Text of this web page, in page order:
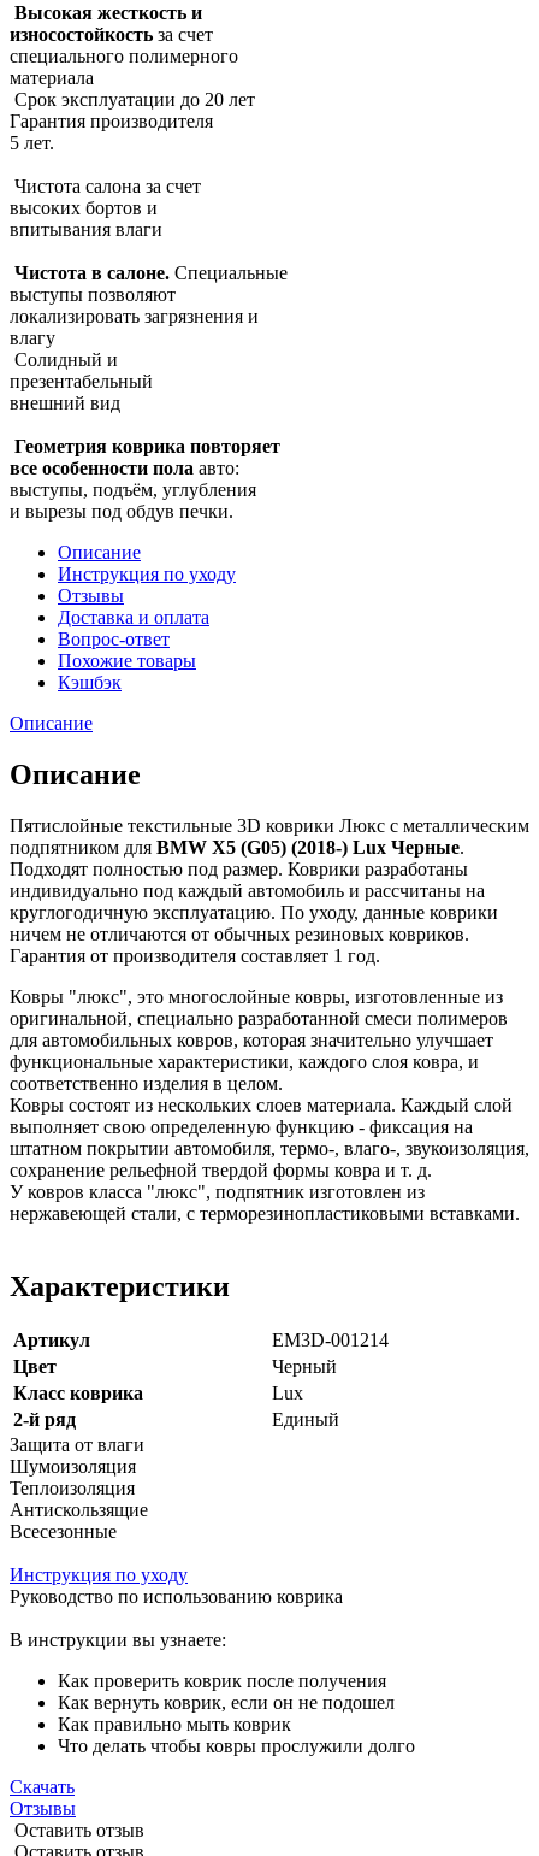
Высокая жесткость и
износостойкость за счет
специального полимерного
материала
Срок эксплуатации до 20 лет
Гарантия производителя
5 лет.
Чистота салона за счет
высоких бортов и
впитывания влаги
Чистота в салоне. Специальные
выступы позволяют
локализировать загрязнения и
влагу
Солидный и
презентабельный
внешний вид
Геометрия коврика повторяет
все особенности пола авто:
выступы, подъём, углубления
и вырезы под обдув печки.
Описание
Инструкция по уходу
Отзывы
Доставка и оплата
Вопрос-ответ
Похожие товары
Кэшбэк
Описание
Описание
Пятислойные текстильные 3D коврики Люкс с металлическим
подпятником для BMW X5 (G05) (2018-) Lux Черные.
Подходят полностью под размер. Коврики разработаны
индивидуально под каждый автомобиль и рассчитаны на
круглогодичную эксплуатацию. По уходу, данные коврики
ничем не отличаются от обычных резиновых ковриков.
Гарантия от производителя составляет 1 год.
Ковры "люкс", это многослойные ковры, изготовленные из
оригинальной, специально разработанной смеси полимеров
для автомобильных ковров, которая значительно улучшает
функциональные характеристики, каждого слоя ковра, и
соответственно изделия в целом.
Ковры состоят из нескольких слоев материала. Каждый слой
выполняет свою определенную функцию - фиксация на
штатном покрытии автомобиля, термо-, влаго-, звукоизоляция,
сохранение рельефной твердой формы ковра и т. д.
У ковров класса "люкс", подпятник изготовлен из
нержавеющей стали, с терморезинопластиковыми вставками.
Характеристики
Артикул
EM3D-001214
Цвет
Черный
Класс коврика
Lux
2-й ряд
Единый
Защита от влаги
Шумоизоляция
Теплоизоляция
Антискользящие
Всесезонные
Инструкция по уходу
Руководство по использованию коврика
В инструкции вы узнаете:
Как проверить коврик после получения
Как вернуть коврик, если он не подошел
Как правильно мыть коврик
Что делать чтобы ковры прослужили долго
Скачать
Отзывы
Оставить отзыв